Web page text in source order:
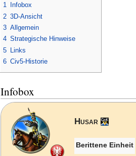
1
Infobox
2 3D-Ansicht
3 Allgemein
4 Strategische Hinweise
5
Links
6 Civ5-Historie
Infobox
Husar
Berittene Einheit